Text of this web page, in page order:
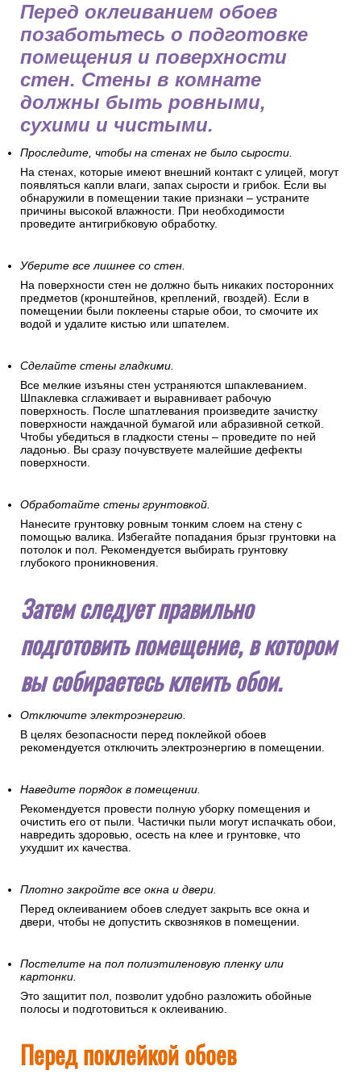
Перед оклеиванием обоев
позаботьтесь о подготовке
помещения и поверхности
стен. Стены в комнате
должны быть ровными,
сухими и чистыми.
Проследите, чтобы на стенах не было сырости.
На стенах, которые имеют внешний контакт с улицей, могут
появляться капли влаги, запах сырости и грибок. Если вы
обнаружили в помещении такие признаки – устраните
причины высокой влажности. При необходимости
проведите антигрибковую обработку.
Уберите все лишнее со стен.
На поверхности стен не должно быть никаких посторонних
предметов (кронштейнов, креплений, гвоздей). Если в
помещении были поклеены старые обои, то смочите их
водой и удалите кистью или шпателем.
Сделайте стены гладкими.
Все мелкие изъяны стен устраняются шпаклеванием.
Шпаклевка сглаживает и выравнивает рабочую
поверхность. После шпатлевания произведите зачистку
поверхности наждачной бумагой или абразивной сеткой.
Чтобы убедиться в гладкости стены – проведите по ней
ладонью. Вы сразу почувствуете малейшие дефекты
поверхности.
Обработайте стены грунтовкой.
Нанесите грунтовку ровным тонким слоем на стену с
помощью валика. Избегайте попадания брызг грунтовки на
потолок и пол. Рекомендуется выбирать грунтовку
глубокого проникновения.
Затем следует правильно
подготовить помещение, в котором
вы собираетесь клеить обои.
Отключите электроэнергию.
В целях безопасности перед поклейкой обоев
рекомендуется отключить электроэнергию в помещении.
Наведите порядок в помещении.
Рекомендуется провести полную уборку помещения и
очистить его от пыли. Частички пыли могут испачкать обои,
навредить здоровью, осесть на клее и грунтовке, что
ухудшит их качества.
Плотно закройте все окна и двери.
Перед оклеиванием обоев следует закрыть все окна и
двери, чтобы не допустить сквозняков в помещении.
Постелите на пол полиэтиленовую пленку или
картонки.
Это защитит пол, позволит удобно разложить обойные
полосы и подготовиться к оклеиванию.
Перед поклейкой обоев